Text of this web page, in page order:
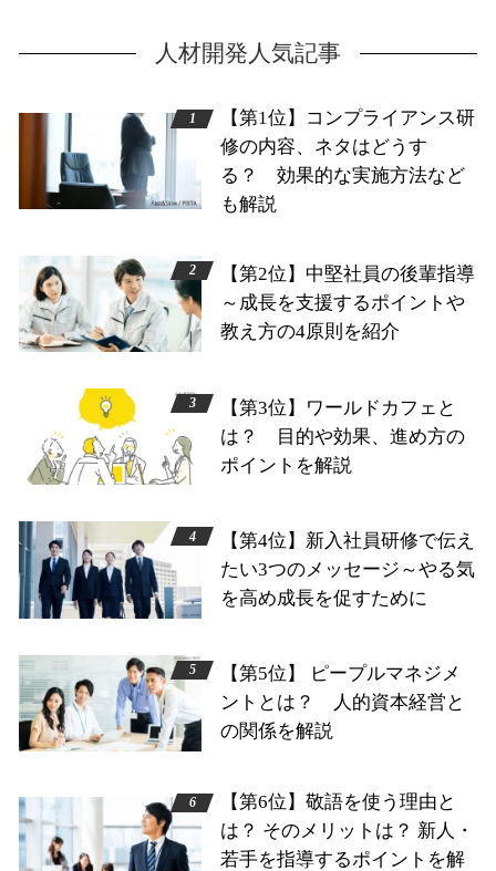
人材開発人気記事
【第1位】コンプライアンス研
修の内容、ネタはどうす
る？ 効果的な実施方法など
も解説
【第2位】中堅社員の後輩指導
～成長を支援するポイントや
教え方の4原則を紹介
【第3位】ワールドカフェと
は？ 目的や効果、進め方の
ポイントを解説
【第4位】新入社員研修で伝え
たい3つのメッセージ～やる気
を高め成長を促すために
【第5位】 ピープルマネジメ
ントとは？ 人的資本経営と
の関係を解説
【第6位】敬語を使う理由と
は？ そのメリットは？ 新人・
若手を指導するポイントを解